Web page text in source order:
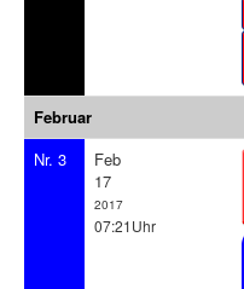
Februar
Nr. 3
Feb
17
2017
07:21Uhr